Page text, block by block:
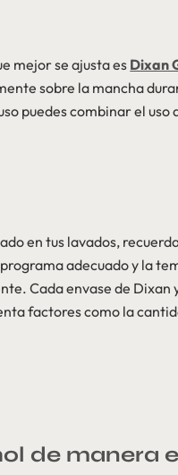
mejor se ajusta es Dixan
sobre la mancha
puedes combinar el
en tus lavados,
adecuado y la
Cada envase de Dixan
factores como la
de manera